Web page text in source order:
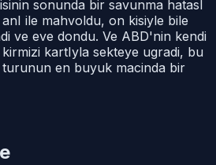
sonunda bir savunma hatasI
ile mahvoldu, on kisiyle bile
ve eve dondu. Ve ABD'nin kendi
kartIyla sekteye ugradi, bu
en buyuk macinda bir